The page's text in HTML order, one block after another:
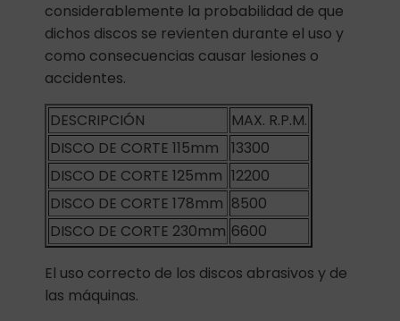
considerablemente la probabilidad de que
dichos discos se revienten durante el uso y
como consecuencias causar lesiones o
accidentes.
DESCRIPCIÓN
MAX. R.P.M.
DISCO DE CORTE 115mm
13300
DISCO DE CORTE 125mm 12200
DISCO DE CORTE 178mm 8500
DISCO DE CORTE 230mm 6600
El uso correcto de los discos abrasivos y de
las máquinas.